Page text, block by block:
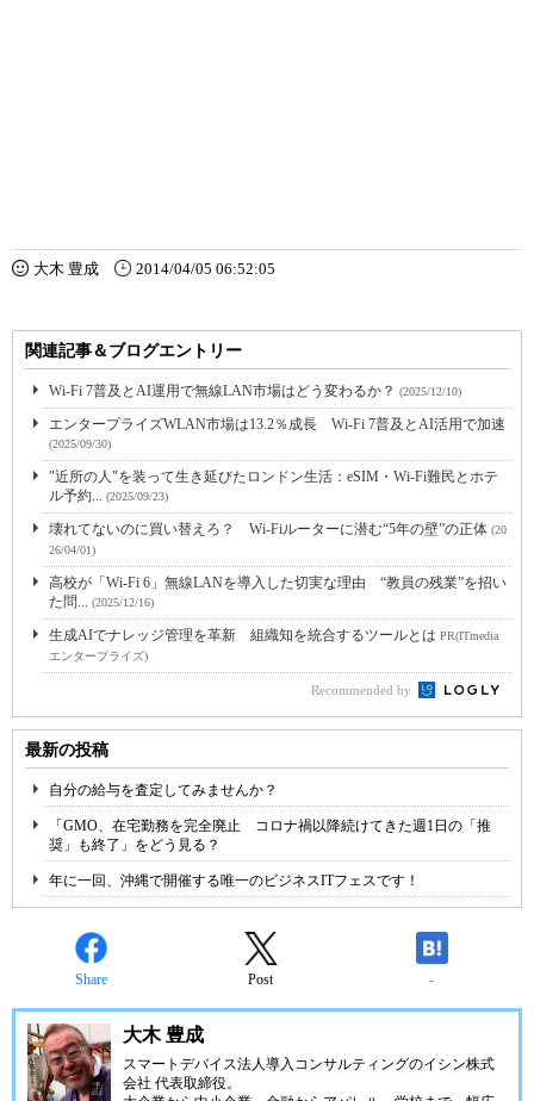
大木 豊成 2014/04/05 06:52:05
関連記事＆ブログエントリー
Wi-Fi 7普及とAI運用で無線LAN市場はどう変わるか？ (2025/12/10)
エンタープライズWLAN市場は13.2％成長 Wi-Fi 7普及とAI活用で加速
(2025/09/30)
"近所の人"を装って生き延びたロンドン生活：eSIM・Wi-Fi難民とホテ
ル予約... (2025/09/23)
壊れてないのに買い替えろ？ Wi-Fiルーターに潜む“5年の壁”の正体 (20
26/04/01)
高校が「Wi-Fi 6」無線LANを導入した切実な理由 “教員の残業”を招い
た問... (2025/12/16)
生成AIでナレッジ管理を革新 組織知を統合するツールとは PR(ITmedia
エンタープライズ)
Recommended by
最新の投稿
自分の給与を査定してみませんか？
「GMO、在宅勤務を完全廃止 コロナ禍以降続けてきた週1日の「推
奨」も終了」をどう見る？
年に一回、沖縄で開催する唯一のビジネスITフェスです！
Share Post -
大木 豊成
スマートデバイス法人導入コンサルティングのイシン株式
会社 代表取締役。